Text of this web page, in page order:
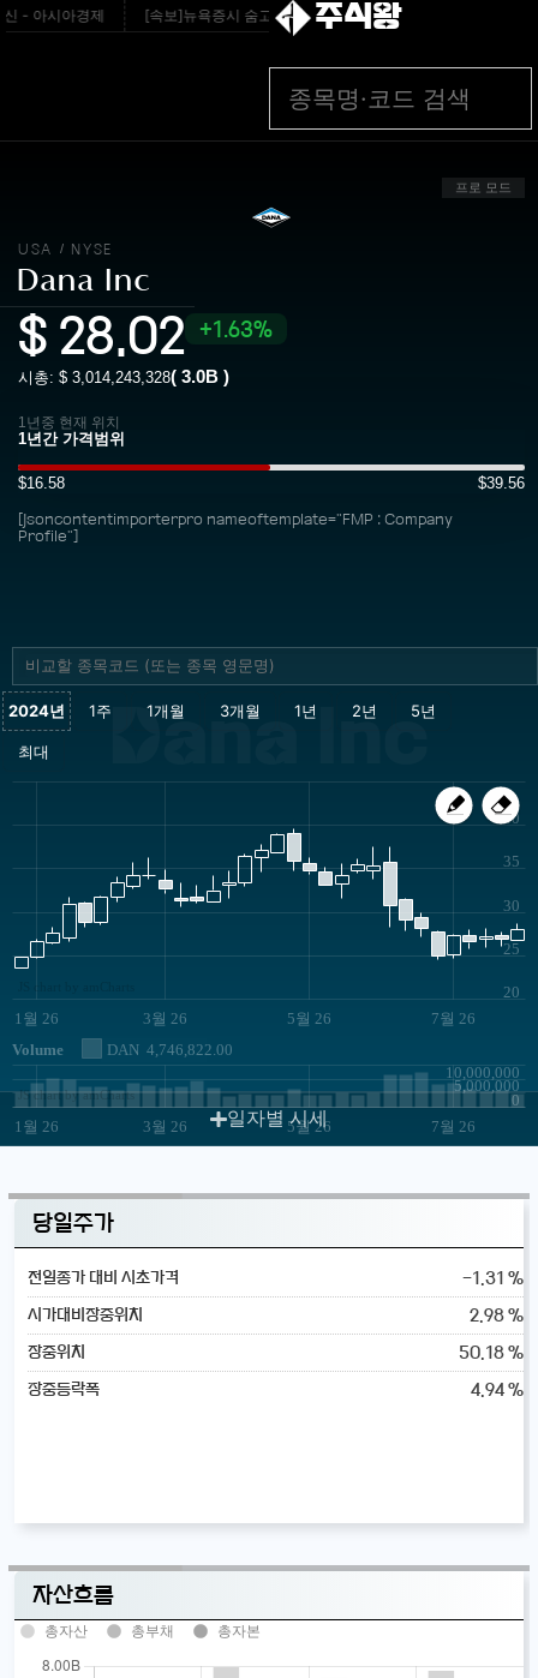
- 아시아경제 [속보]뉴욕증시 숨고르기…엔비디아 덕에 다우만 0.6%↑ -
주식왕
프로 모드
USA / NYSE
Dana Inc
$ 28.02 1.63%
시총: $ 3,014,243,328( 3.0B )
1년중 현재 위치
$16.58 $39.56
[jsoncontentimporterpro nameoftemplate="FMP : Company
Profile"]
Dana Inc
1월 26 3월 26 5월 26 7월 26
20
25
30
35
40
Volume DAN 4,746,822.00
1월 26 3월 26 5월 26 7월 26
0
5,000,000
10,000,000
JS chart by amCharts
일자별 시세
당일주가
전일종가 대비 시초가격 -1.31 %
시가대비장중위치 2.98 %
장중위치 50.18 %
장중등락폭 4.94 %
자산흐름
총자산 총부채 총자본